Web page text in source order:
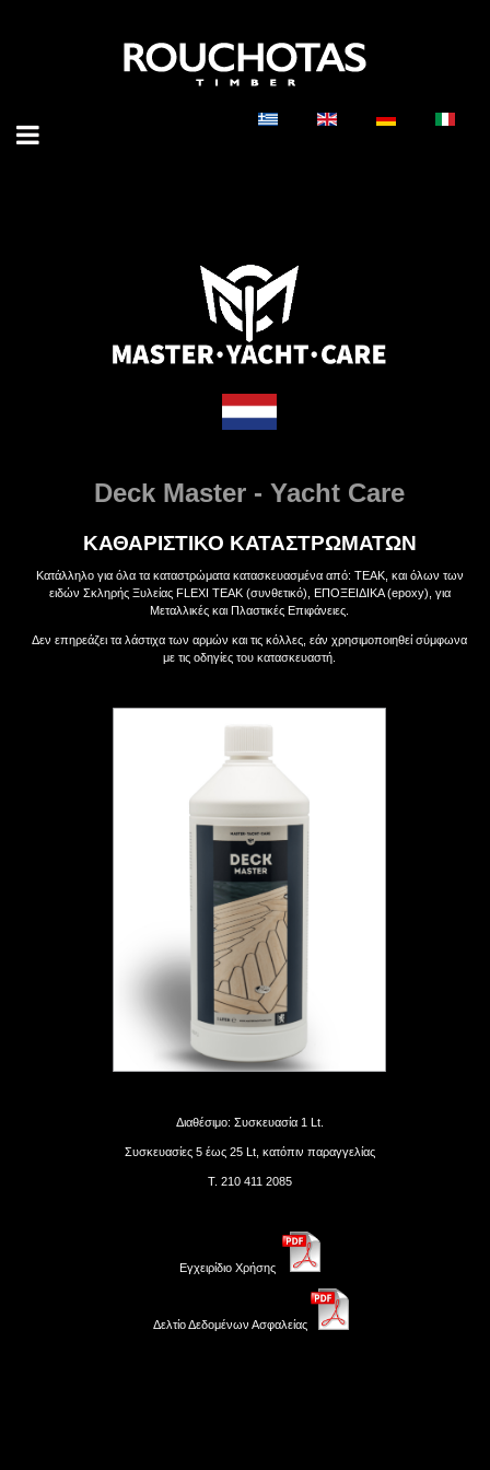
Deck Master - Yacht Care
ΚΑΘΑΡΙΣΤΙΚΟ ΚΑΤΑΣΤΡΩΜΑΤΩΝ
Κατάλληλο για όλα τα καταστρώματα κατασκευασμένα από: TEAK, και όλων των
ειδών Σκληρής Ξυλείας FLEXI TEAK (συνθετικό), ΕΠΟΞΕΙΔΙΚΑ (epoxy), για
Μεταλλικές και Πλαστικές Επιφάνειες.
Δεν επηρεάζει τα λάστιχα των αρμών και τις κόλλες, εάν χρησιμοποιηθεί σύμφωνα
με τις οδηγίες του κατασκευαστή.
Διαθέσιμο: Συσκευασία 1 Lt.
Συσκευασίες 5 έως 25 Lt, κατόπιν παραγγελίας
Τ. 210 411 2085
Eγχειρίδιο Χρήσης
Δελτίο Δεδομένων Ασφαλείας